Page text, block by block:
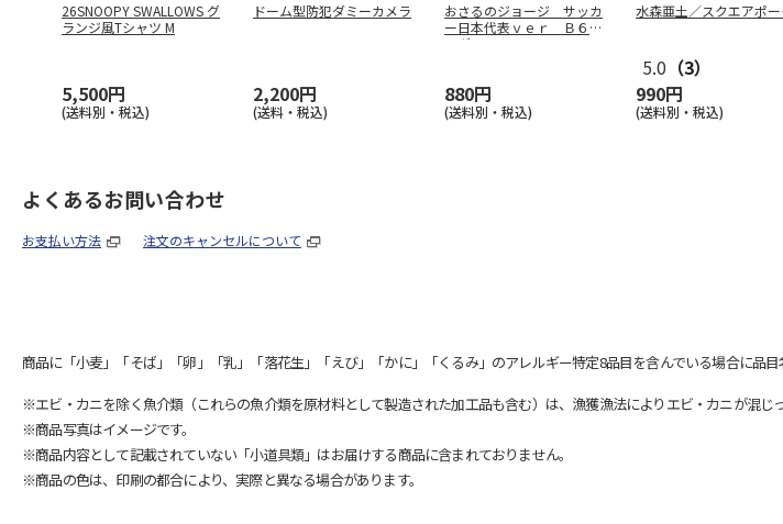
26SNOOPY SWALLOWS グ
ランジ風Tシャツ M
5,500円
(送料別・税込)
ドーム型防犯ダミーカメラ
2,200円
(送料・税込)
おさるのジョージ サッカ
ー日本代表ｖｅｒ Ｂ６リ
ングノート
880円
(送料別・税込)
水森亜土／スクエアポ
5.0 （3）
990円
(送料別・税込)
よくあるお問い合わせ
お支払い方法 注文のキャンセルについて
商品に「小麦」「そば」「卵」「乳」「落花生」「えび」「かに」「くるみ」のアレルギー特定8品目を含んでいる場合に品目
※エビ・カニを除く魚介類（これらの魚介類を原材料として製造された加工品も含む）は、漁獲漁法によりエビ・カニが混
※商品写真はイメージです。
※商品内容として記載されていない「小道具類」はお届けする商品に含まれておりません。
※商品の色は、印刷の都合により、実際と異なる場合があります。